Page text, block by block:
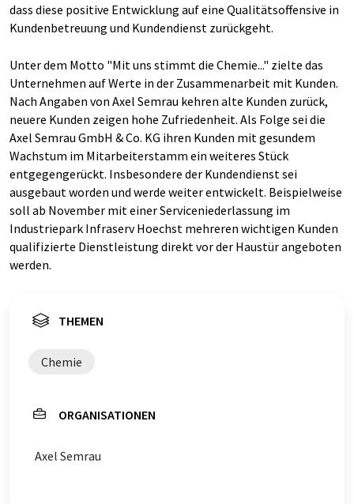
dass diese positive Entwicklung auf eine Qualitätsoffensive in
Kundenbetreuung und Kundendienst zurückgeht.
Unter dem Motto "Mit uns stimmt die Chemie..." zielte das
Unternehmen auf Werte in der Zusammenarbeit mit Kunden.
Nach Angaben von Axel Semrau kehren alte Kunden zurück,
neuere Kunden zeigen hohe Zufriedenheit. Als Folge sei die
Axel Semrau GmbH & Co. KG ihren Kunden mit gesundem
Wachstum im Mitarbeiterstamm ein weiteres Stück
entgegengerückt. Insbesondere der Kundendienst sei
ausgebaut worden und werde weiter entwickelt. Beispielweise
soll ab November mit einer Serviceniederlassung im
Industriepark Infraserv Hoechst mehreren wichtigen Kunden
qualifizierte Dienstleistung direkt vor der Haustür angeboten
werden.
THEMEN
Chemie
ORGANISATIONEN
Axel Semrau